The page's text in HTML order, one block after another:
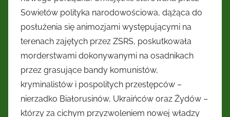
Sowietów polityka narodowościowa, dążąca do
posłużenia się animozjami występującymi na
terenach zajętych przez ZSRS, poskutkowała
morderstwami dokonywanymi na osadnikach
przez grasujące bandy komunistów,
kryminalistów i pospolitych przestępców –
nierzadko Białorusinów, Ukraińców oraz Żydów –
którzy za cichym przyzwoleniem nowej władzy